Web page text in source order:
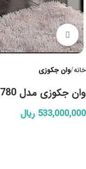
Click to enlarge
خانه وان جکوزی
وان جکوزی مدل LG1780
533,000,000 ریال